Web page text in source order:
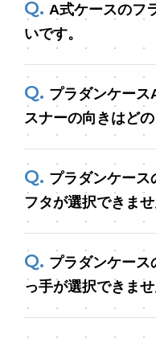
A式ケースのフ
いです。
プラダンケース
スナーの向きはど
プラダンケース
フタが選択できませ
プラダンケース
っ手が選択できませ